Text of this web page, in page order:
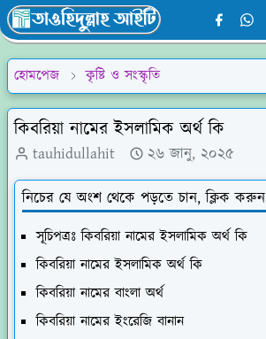
হোমপেজ কৃষ্টি ও সংস্কৃতি
কিবরিয়া নামের ইসলামিক অর্থ কি
tauhidullahit ২৬ জানু, ২০২৫
নিচের যে অংশ থেকে পড়তে চান, ক্লিক করুন
সূচিপত্রঃ কিবরিয়া নামের ইসলামিক অর্থ কি
কিবরিয়া নামের ইসলামিক অর্থ কি
কিবরিয়া নামের বাংলা অর্থ
কিবরিয়া নামের ইংরেজি বানান